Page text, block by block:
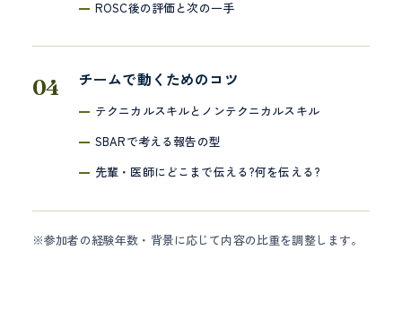
ROSC後の評価と次の一手
チームで動くためのコツ
テクニカルスキルとノンテクニカルスキル
SBARで考える報告の型
先輩・医師にどこまで伝える?何を伝える?
※参加者の経験年数・背景に応じて内容の比重を調整します。